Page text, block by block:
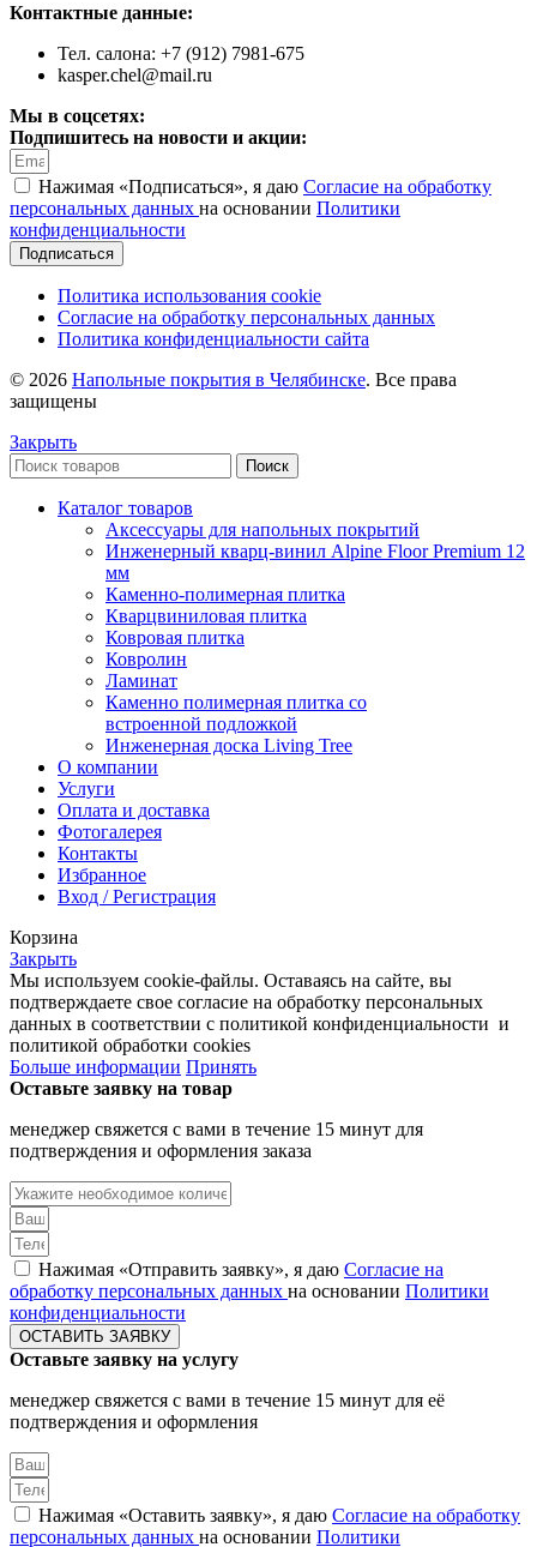
Контактные данные:
Тел. салона: +7 (912) 7981-675
kasper.chel@mail.ru
Мы в соцсетях:
Подпишитесь на новости и акции:
Нажимая «Подписаться», я даю Согласие на обработку
персональных данных на основании Политики
конфиденциальности
Подписаться
Политика использования cookie
Согласие на обработку персональных данных
Политика конфиденциальности сайта
© 2026 Напольные покрытия в Челябинске. Все права
защищены
Закрыть
Поиск
Каталог товаров
Аксессуары для напольных покрытий
Инженерный кварц-винил Alpine Floor Premium 12
мм
Каменно-полимерная плитка
Кварцвиниловая плитка
Ковровая плитка
Ковролин
Ламинат
Каменно полимерная плитка со
встроенной подложкой
Инженерная доска Living Tree
О компании
Услуги
Оплата и доставка
Фотогалерея
Контакты
Избранное
Вход / Регистрация
Корзина
Закрыть
Мы используем cookie-файлы. Оставаясь на сайте, вы
подтверждаете свое согласие на обработку персональных
данных в соответствии с политикой конфиденциальности и
политикой обработки cookies
Больше информации Принять
Оставьте заявку на товар
менеджер свяжется с вами в течение 15 минут для
подтверждения и оформления заказа
Нажимая «Отправить заявку», я даю Согласие на
обработку персональных данных на основании Политики
конфиденциальности
ОСТАВИТЬ ЗАЯВКУ
Оставьте заявку на услугу
менеджер свяжется с вами в течение 15 минут для её
подтверждения и оформления
Нажимая «Оставить заявку», я даю Согласие на обработку
персональных данных на основании Политики